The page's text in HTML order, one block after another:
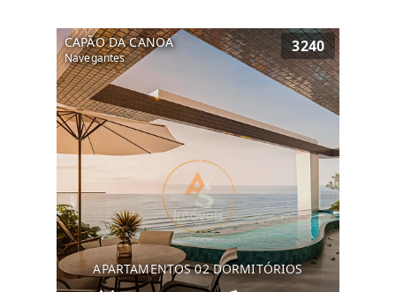
CAPÃO DA CANOA
Navegantes
3240
APARTAMENTOS 02 DORMITÓRIOS